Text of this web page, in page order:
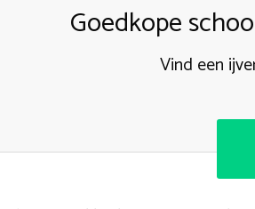
Goedkope
Vind een